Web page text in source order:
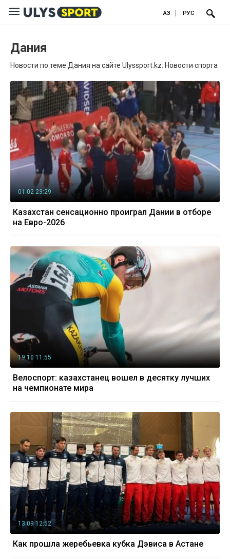
ҚАЗ РУС
Дания
Новости по теме Дания на сайте Ulyssport.kz: Новости спорта
01.02 23:29
Казахстан сенсационно проиграл Дании в отборе
на Евро-2026
19.10 11:55
Велоспорт: казахстанец вошел в десятку лучших
на чемпионате мира
13.09 12:52
Как прошла жеребьевка кубка Дэвиса в Астане